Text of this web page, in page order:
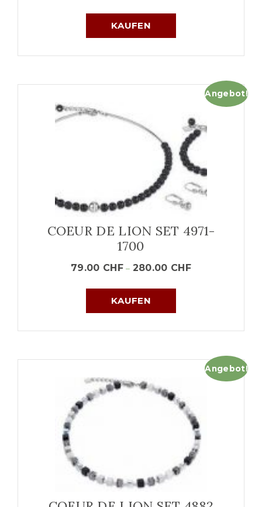
KAUFEN
Angebot!
COEUR DE LION SET 4971-
1700
79.00 CHF– 280.00 CHF
KAUFEN
Angebot!